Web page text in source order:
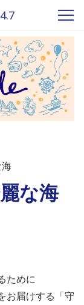
な海
ために
お届けする「守